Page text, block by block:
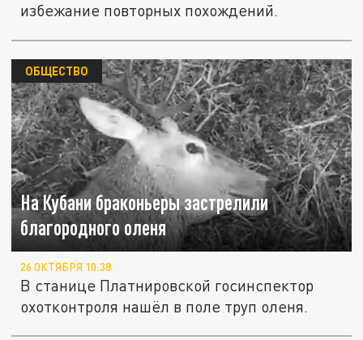
избежание повторных похождений.
На Кубани браконьеры застрелили
благородного оленя
ОБЩЕСТВО
26 ОКТЯБРЯ 10:38
В станице Платнировской госинспектор
охотконтроля нашёл в поле труп оленя.